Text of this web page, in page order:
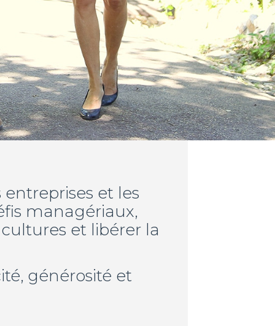
et les
managériaux,
et libérer la
générosité et